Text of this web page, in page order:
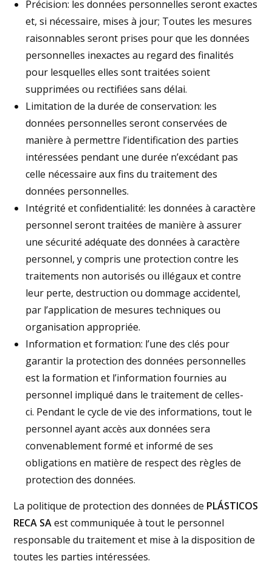
Précision: les données personnelles seront exactes
et, si nécessaire, mises à jour; Toutes les mesures
raisonnables seront prises pour que les données
personnelles inexactes au regard des finalités
pour lesquelles elles sont traitées soient
supprimées ou rectifiées sans délai.
Limitation de la durée de conservation: les
données personnelles seront conservées de
manière à permettre l’identification des parties
intéressées pendant une durée n’excédant pas
celle nécessaire aux fins du traitement des
données personnelles.
Intégrité et confidentialité: les données à caractère
personnel seront traitées de manière à assurer
une sécurité adéquate des données à caractère
personnel, y compris une protection contre les
traitements non autorisés ou illégaux et contre
leur perte, destruction ou dommage accidentel,
par l’application de mesures techniques ou
organisation appropriée.
Information et formation: l’une des clés pour
garantir la protection des données personnelles
est la formation et l’information fournies au
personnel impliqué dans le traitement de celles-
ci. Pendant le cycle de vie des informations, tout le
personnel ayant accès aux données sera
convenablement formé et informé de ses
obligations en matière de respect des règles de
protection des données.
La politique de protection des données de PLÁSTICOS
RECA SAest communiquée à tout le personnel
responsable du traitement et mise à la disposition de
toutes les parties intéressées.